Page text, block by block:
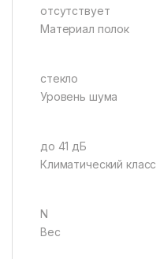
отсутствует
Материал полок
стекло
Уровень шума
до 41 дБ
Климатический класс
N
Вес